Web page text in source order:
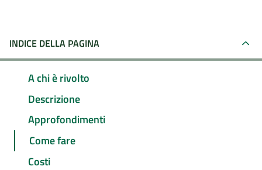
INDICE DELLA PAGINA
A chi è rivolto
Descrizione
Approfondimenti
Come fare
Costi